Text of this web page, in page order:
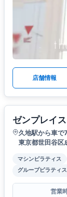
店舗情報
ゼンプレイ
久地駅から車で
東京都世田谷
マシンピラティス
グループピラティス
営業